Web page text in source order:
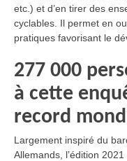
etc.) et d’en tirer des
cyclables. Il permet en
pratiques favorisant le
277 000
à cette
record
Largement inspiré du
Allemands, l’édition